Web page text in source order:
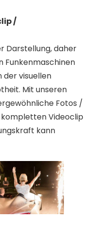
/
Darstellung, daher
Funkenmaschinen
der visuellen
Mit unseren
Fotos /
Videoclip
kann